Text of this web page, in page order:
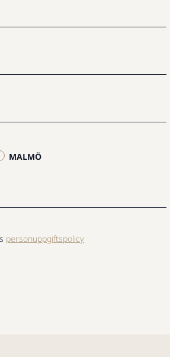
MALMÖ
personuppgiftspolicy